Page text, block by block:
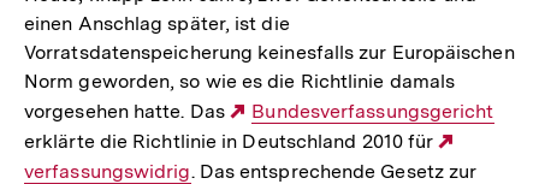
einen Anschlag später, ist die
Vorratsdatenspeicherung keinesfalls zur Europäischen
Norm geworden, so wie es die Richtlinie damals
vorgesehen hatte. Das
Externer
Link:
Bundesverfassungsgericht
erklärte die Richtlinie in Deutschland 2010 für
Link:
verfassungswidrig. Das entsprechende Gesetz zur